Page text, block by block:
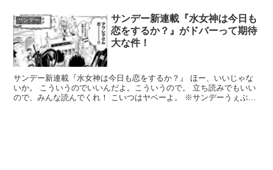
サンデー
サンデー新連載『水女神は今日も
恋をするか？』がドバーって期待
大な件！
サンデー新連載『水女神は今日も恋をするか？』 ほー、いいじゃな
いか。 こういうのでいいんだよ。こういうので。 立ち読みでもいい
ので、みんな読んでくれ！ こいつはヤベーよ。 ※サンデーうぇぶり